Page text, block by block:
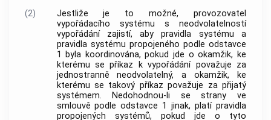
(2)
Jestliže je to možné, provozovatel
vypořádacího systému s neodvolatelností
vypořádání zajistí, aby pravidla systému a
pravidla systému propojeného podle odstavce
1 byla koordinována, pokud jde o okamžik, ke
kterému se příkaz k vypořádání považuje za
jednostranně neodvolatelný, a okamžik, ke
kterému se takový příkaz považuje za přijatý
systémem. Nedohodnou-li se strany ve
smlouvě podle odstavce 1 jinak, platí pravidla
propojených systémů, pokud jde o tyto